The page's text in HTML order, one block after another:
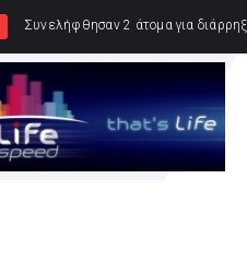
Συνελήφθησαν 2 άτομα για